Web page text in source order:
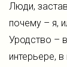
Люди,
почему – я,
Уродство –
интерьере,